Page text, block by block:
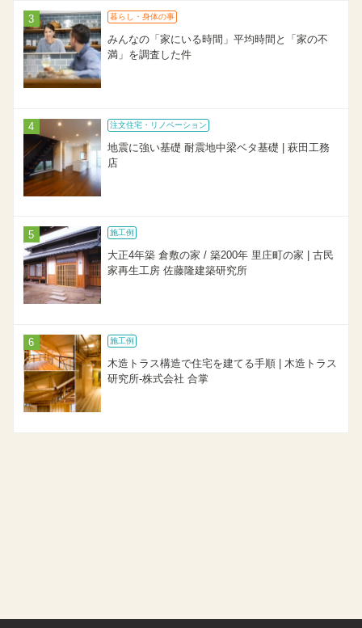
暮らし・身体の事
みんなの「家にいる時間」平均時間と「家の不
満」を調査した件
注文住宅・リノベーション
地震に強い基礎 耐震地中梁ベタ基礎 | 萩田工務
店
施工例
大正4年築 倉敷の家 / 築200年 里庄町の家 | 古民
家再生工房 佐藤隆建築研究所
施工例
木造トラス構造で住宅を建てる手順 | 木造トラス
研究所-株式会社 合掌